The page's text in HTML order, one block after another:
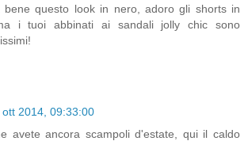
bene questo look in nero, adoro gli shorts in
i tuoi abbinati ai sandali jolly chic sono
ott 2014, 09:33:00
avete ancora scampoli d'estate, qui il caldo